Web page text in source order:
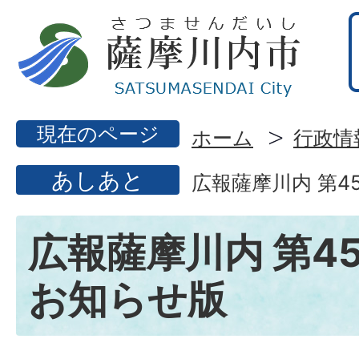
現在のページ ホーム 行政情
あしあと 広報薩摩川内 第
広報薩摩川内 第
お知らせ版